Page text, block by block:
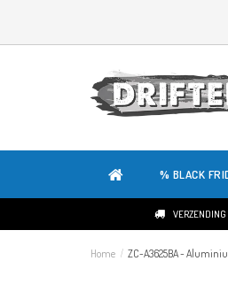
ONZE SITE IS HELEMAAL NIEUW.
% BLACK
Home / ZC-A3625BA -